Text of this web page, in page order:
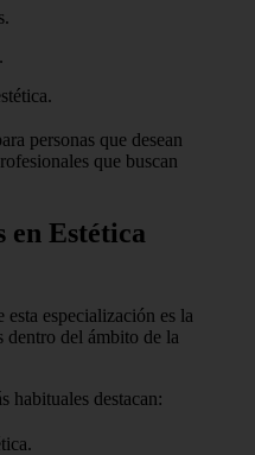
personas que desean
que buscan
en Estética
especialización es la
dentro del ámbito de la
habituales destacan: